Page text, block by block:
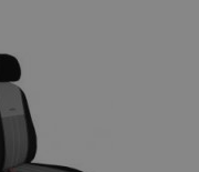
Deseos